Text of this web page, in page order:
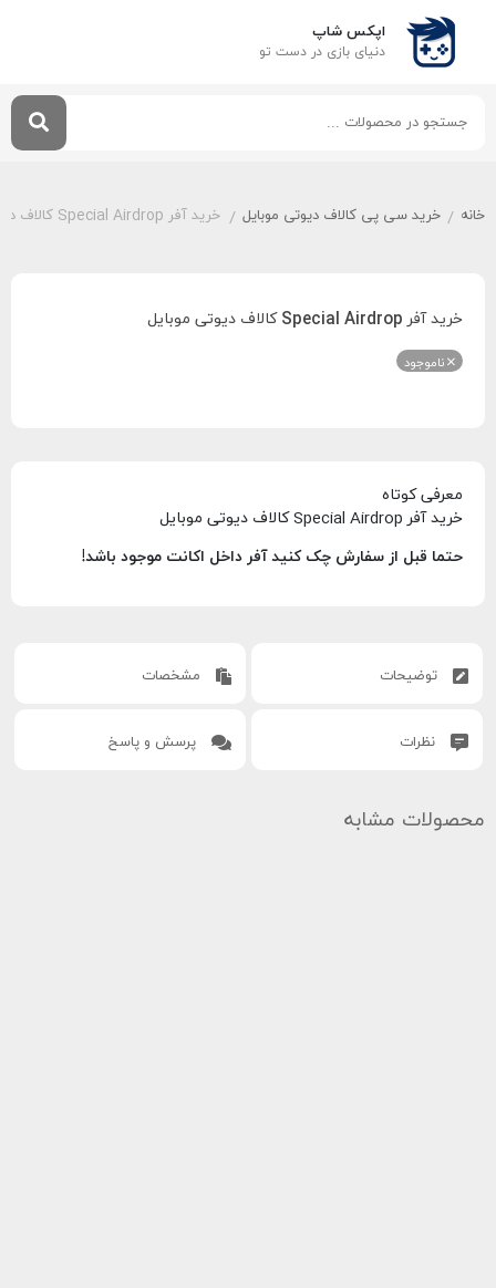
اپکس شاپ
دنیای بازی‌ در دست تو
خانه / خرید سی پی کالاف دیوتی موبایل / خرید آفر Special Airdrop کالاف دیوتی موبایل
خرید آفر Special Airdrop کالاف دیوتی موبایل
ناموجود
معرفی کوتاه
خرید آفر Special Airdrop کالاف دیوتی موبایل
حتما قبل از سفارش چک کنید آفر داخل اکانت موجود باشد!
توضیحات مشخصات
نظرات پرسش و پاسخ
محصولات مشابه